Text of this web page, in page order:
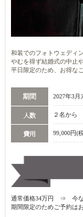
和装でのフォトウェディ
やむを得ず結婚式の中止
平日限定のため、お得な
2027年3
２名から
99,000円(
通常価格34万円 ⇒ 今な
期間限定のためご予約は